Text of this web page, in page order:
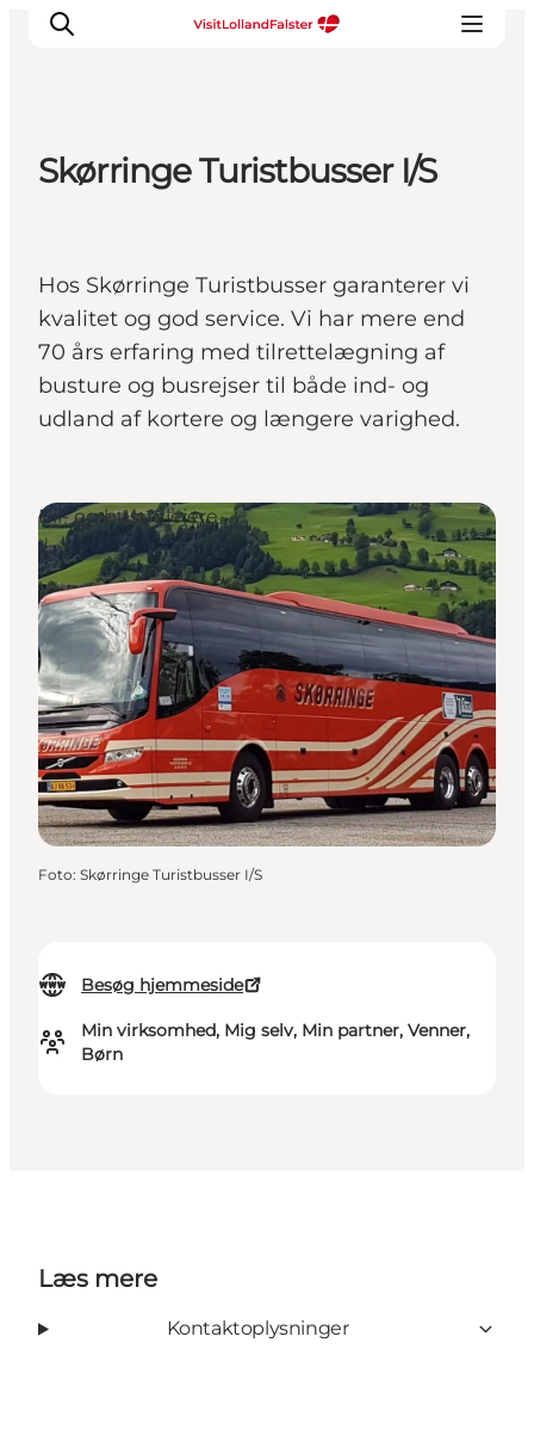
For børn
Kultur
Gastronomi
Planlæg din ferie
Skørringe Turistbusser I/S
Hos Skørringe Turistbusser garanterer vi
kvalitet og god service. Vi har mere end
70 års erfaring med tilrettelægning af
busture og busrejser til både ind- og
udland af kortere og længere varighed.
Besøg hjemmeside
Min virksomhed, Mig selv, Min partner, Venner,
Børn
Bil- og busudlejere
Foto: Skørringe Turistbusser I/S
Læs mere
Kontaktoplysninger